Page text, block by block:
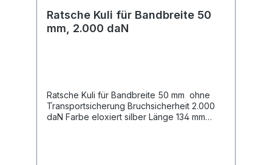
Ratsche Kuli für Bandbreite 50
mm, 2.000 daN
Ratsche Kuli für Bandbreite 50 mm ohne
Transportsicherung Bruchsicherheit 2.000
daN Farbe eloxiert silber Länge 134 mm